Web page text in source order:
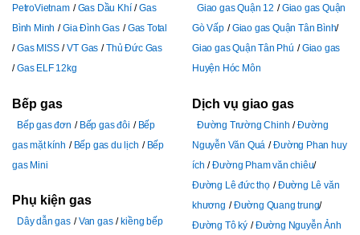
PetroVietnam
Gas Dầu Khí
Gas
Bình Minh
Gia Đình Gas
Gas Total
Gas MISS
VT Gas
Thủ Đức Gas
Gas ELF 12kg
Bếp gas
Bếp gas đơn Bếp gas đôi
Bếp
gas mặt kính
Bếp gas du lịch
Bếp
gas Mini
Phụ kiện gas
Dây dẫn gas Van gas
kiềng bếp
Giao gas Quận 12
Giao gas Quận
Gò Vấp
Giao gas Quận Tân Bình
Giao gas Quận Tân Phú
Giao gas
Huyện Hóc Môn
Dịch vụ giao gas
Đường Trường Chinh
Đường
Nguyễn Văn Quá
Đường Phan huy
ích
Đường Pham văn chiêu
Đường Lê đức thọ
Đường Lê văn
khương
Đường Quang trung
Đường Tô ký
Đường Nguyễn Ảnh